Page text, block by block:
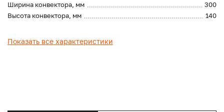
Ширина конвектора, мм
300
Высота конвектора, мм
140
Показать все характеристики